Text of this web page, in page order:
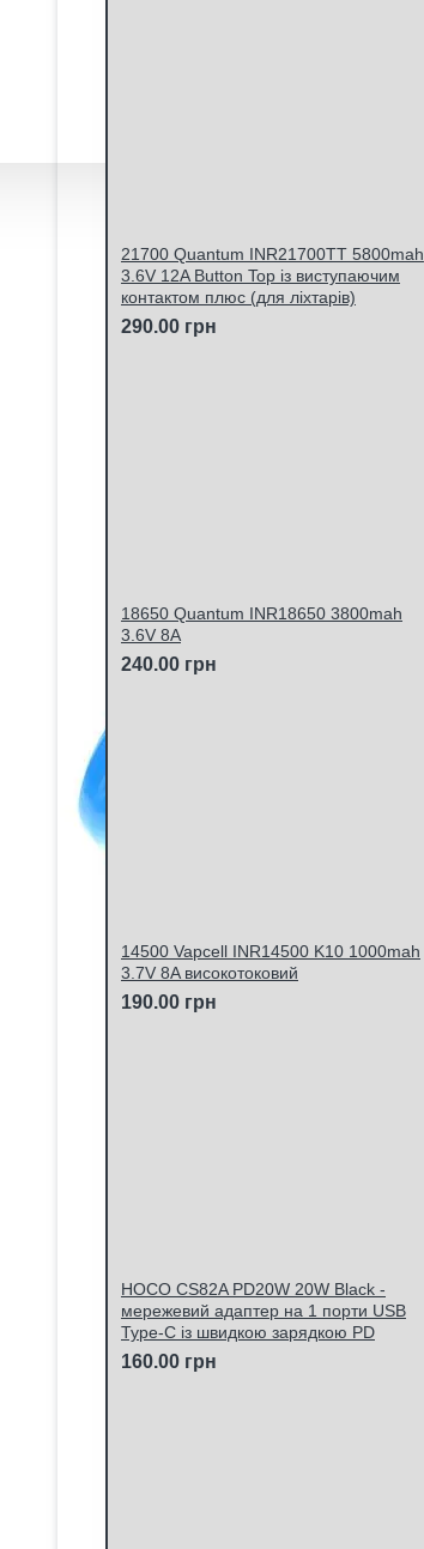
21700 Quantum INR21700TT 5800mah
3.6V 12A Button Top із виступаючим
контактом плюс (для ліхтарів)
290.00 грн
18650 Quantum INR18650 3800mah
3.6V 8A
240.00 грн
14500 Vapcell INR14500 K10 1000mah
3.7V 8A високотоковий
190.00 грн
HOCO CS82A PD20W 20W Black -
мережевий адаптер на 1 порти USB
Type-C із швидкою зарядкою PD
160.00 грн